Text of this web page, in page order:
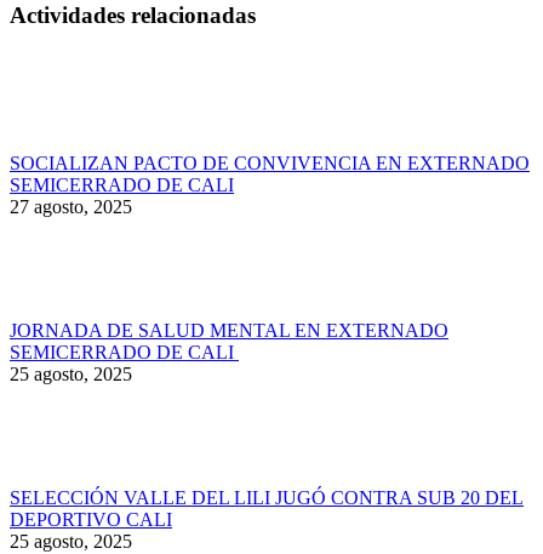
Actividades relacionadas
SOCIALIZAN PACTO DE CONVIVENCIA EN EXTERNADO
SEMICERRADO DE CALI
27 agosto, 2025
JORNADA DE SALUD MENTAL EN EXTERNADO
SEMICERRADO DE CALI
25 agosto, 2025
SELECCIÓN VALLE DEL LILI JUGÓ CONTRA SUB 20 DEL
DEPORTIVO CALI
25 agosto, 2025